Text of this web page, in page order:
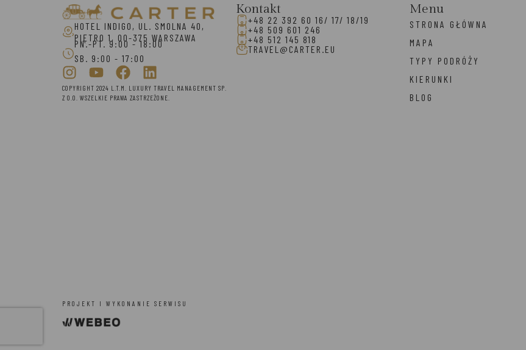
HOTEL INDIGO, UL. SMOLNA 40,
PIĘTRO 1, 00-375 WARSZAWA
PN.-PT. 9:00 - 18:00
SB. 9:00 - 17:00
COPYRIGHT 2024 L.T.M. LUXURY TRAVEL MANAGEMENT SP.
Z O.O. WSZELKIE PRAWA ZASTRZEŻONE.
Kontakt
+48 22 392 60 16/ 17/ 18/19
+48 509 601 246
+48 512 145 818
TRAVEL@CARTER.EU
Menu
STRONA GŁÓWNA
MAPA
TYPY PODRÓŻY
KIERUNKI
BLOG
PROJEKT I WYKONANIE SERWISU